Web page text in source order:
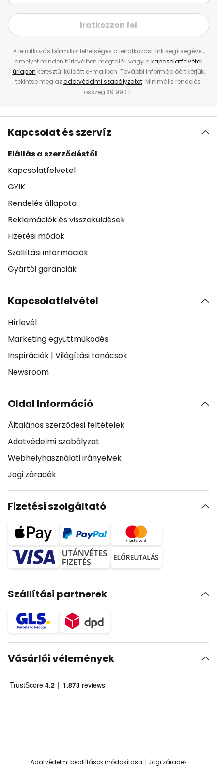
Iratkozzon fel
A leiratkozás bármikor lehetséges a leiratkozási link segítségével,
amelyet minden hírlevélben megtalál, vagy a kapcsolatfelvételi
űrlapon keresztül küldött e-mailben. További információért kérjük,
tekintse meg azadatvédelmi szabályzatot. Minimális rendelési
összeg 39 990 ft.
Kapcsolat és szervíz
Elállás a szerződéstől
Kapcsolatfelvetel
GYIK
Rendelés állapota
Reklamációk és visszaküldések
Fizetési módok
Szállítási információk
Gyártói garanciák
Kapcsolatfelvétel
Hírlevél
Marketing együttműködés
Inspirációk | Világítási tanácsok
Newsroom
Oldal Információ
Általános szerződési feltételek
Adatvédelmi szabályzat
Webhelyhasználati irányelvek
Jogi záradék
Fizetési szolgáltató
Szállítási partnerek
Vásárlói vélemények
Adatvédelmi beállítások módosítása Jogi záradék